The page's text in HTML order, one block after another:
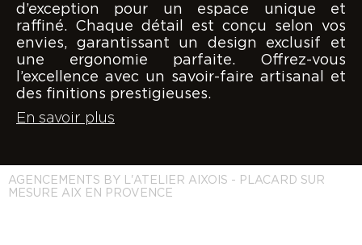
d’exception pour un espace unique et
raffiné. Chaque détail est conçu selon vos
envies, garantissant un design exclusif et
une ergonomie parfaite. Offrez-vous
l’excellence avec un savoir-faire artisanal et
des finitions prestigieuses.
En savoir plus
AGENCEMENTS BY L'ATELIER AIXOIS - PLACARD SUR
MESURE AIX EN PROVENCE